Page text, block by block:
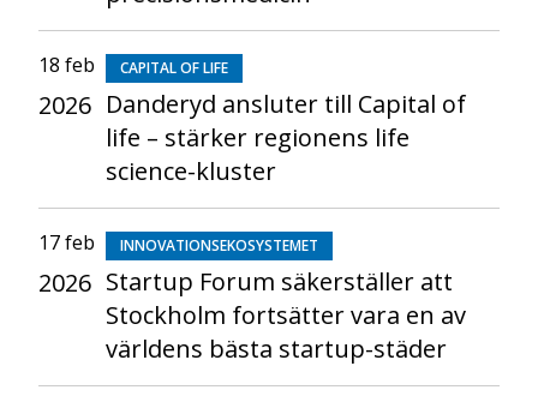
18 feb
2026
CAPITAL OF LIFE
Danderyd ansluter till Capital of
life – stärker regionens life
science-kluster
17 feb
2026
INNOVATIONSEKOSYSTEMET
Startup Forum säkerställer att
Stockholm fortsätter vara en av
världens bästa startup-städer